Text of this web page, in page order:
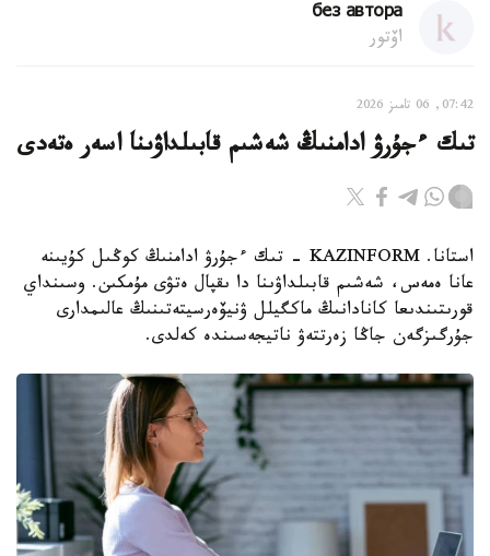
без автора
اۆتور
07:42, 06 تامىز 2026
تىك ءجۇرۋ ادامنىڭ شەشىم قابىلداۋىنا اسەر ەتەدى
استانا. KAZINFORM - تىك ءجۇرۋ ادامنىڭ كوڭىل كۇيىنە
عانا ەمەس، شەشىم قابىلداۋىنا دا ىقپال ەتۋى مۇمكىن. وسىنداي
قورىتىندىعا كانادانىڭ ماكگيلل ۋنيۆەرسيتەتىنىڭ عالىمدارى
جۇرگىزگەن جاڭا زەرتتەۋ ناتيجەسىندە كەلدى.